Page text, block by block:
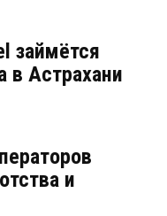
займётся
в Астрахани
и